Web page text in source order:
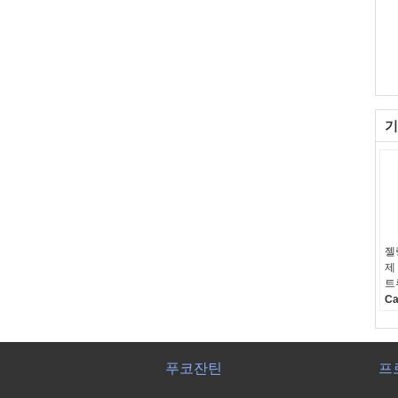
젤
제
트
푸코잔틴 프